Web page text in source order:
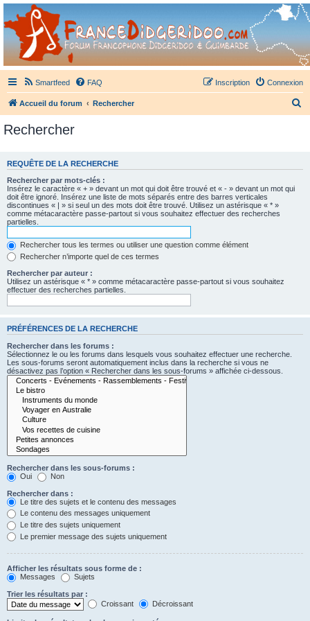
France Didgeridoo
Didgeridoo et Guimbarde sur France Didgeridoo - retrouvez la communauté.
Smartfeed FAQ Connexion
Inscription
Accueil du forum Rechercher
e
Rechercher
REQUÊTE DE LA RECHERCHE
Rechercher par mots-clés :
Insérez le caractère « + » devant un mot qui doit être trouvé et « - » devant un mot qui
doit être ignoré. Insérez une liste de mots séparés entre des barres verticales
discontinues « | » si seul un des mots doit être trouvé. Utilisez un astérisque « * »
comme métacaractère passe-partout si vous souhaitez effectuer des recherches
partielles.
Rechercher tous les termes ou utiliser une question comme élément
Rechercher n’importe quel de ces termes
Rechercher par auteur :
Utilisez un astérisque « * » comme métacaractère passe-partout si vous souhaitez
effectuer des recherches partielles.
PRÉFÉRENCES DE LA RECHERCHE
Rechercher dans les forums :
Sélectionnez le ou les forums dans lesquels vous souhaitez effectuer une recherche.
Les sous-forums seront automatiquement inclus dans la recherche si vous ne
désactivez pas l’option « Rechercher dans les sous-forums » affichée ci-dessous.
Rechercher dans les sous-forums :
Oui
Non
Rechercher dans :
Le titre des sujets et le contenu des messages
Le contenu des messages uniquement
Le titre des sujets uniquement
Le premier message des sujets uniquement
Afficher les résultats sous forme de :
Messages
Sujets
Trier les résultats par :
Croissant
Décroissant